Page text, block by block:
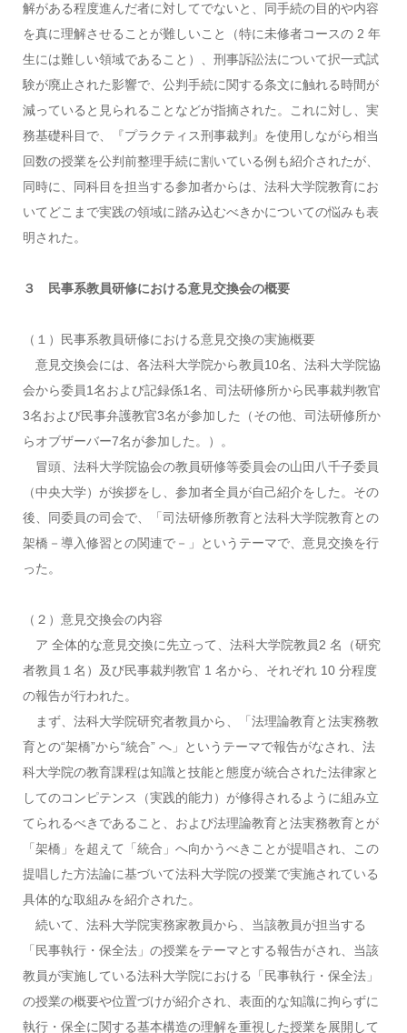
解がある程度進んだ者に対してでないと、同手続の目的や内容
を真に理解させることが難しいこと（特に未修者コースの 2 年
生には難しい領域であること）、刑事訴訟法について択一式試
験が廃止された影響で、公判手続に関する条文に触れる時間が
減っていると見られることなどが指摘された。これに対し、実
務基礎科目で、『プラクティス刑事裁判』を使用しながら相当
回数の授業を公判前整理手続に割いている例も紹介されたが、
同時に、同科目を担当する参加者からは、法科大学院教育にお
いてどこまで実践の領域に踏み込むべきかについての悩みも表
明された。
３ 民事系教員研修における意見交換会の概要
（１）民事系教員研修における意見交換の実施概要
意見交換会には、各法科大学院から教員10名、法科大学院協
会から委員1名および記録係1名、司法研修所から民事裁判教官
3名および民事弁護教官3名が参加した（その他、司法研修所か
らオブザーバー7名が参加した。）。
冒頭、法科大学院協会の教員研修等委員会の山田八千子委員
（中央大学）が挨拶をし、参加者全員が自己紹介をした。その
後、同委員の司会で、「司法研修所教育と法科大学院教育との
架橋－導入修習との関連で－」というテーマで、意見交換を行
った。
（２）意見交換会の内容
ア 全体的な意見交換に先立って、法科大学院教員2 名（研究
者教員１名）及び民事裁判教官 1 名から、それぞれ 10 分程度
の報告が行われた。
まず、法科大学院研究者教員から、「法理論教育と法実務教
育との“架橋”から“統合” へ」というテーマで報告がなされ、法
科大学院の教育課程は知識と技能と態度が統合された法律家と
してのコンピテンス（実践的能力）が修得されるように組み立
てられるべきであること、および法理論教育と法実務教育とが
「架橋」を超えて「統合」へ向かうべきことが提唱され、この
提唱した方法論に基づいて法科大学院の授業で実施されている
具体的な取組みを紹介された。
続いて、法科大学院実務家教員から、当該教員が担当する
「民事執行・保全法」の授業をテーマとする報告がされ、当該
教員が実施している法科大学院における「民事執行・保全法」
の授業の概要や位置づけが紹介され、表面的な知識に拘らずに
執行・保全に関する基本構造の理解を重視した授業を展開して